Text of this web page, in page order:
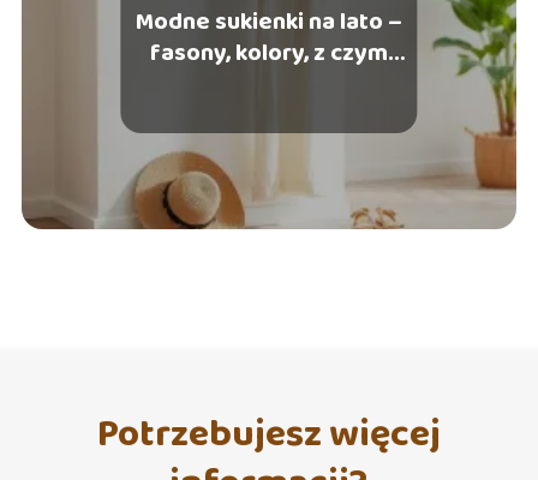
Modne sukienki na lato –
fasony, kolory, z czym
Potrzebujesz więcej